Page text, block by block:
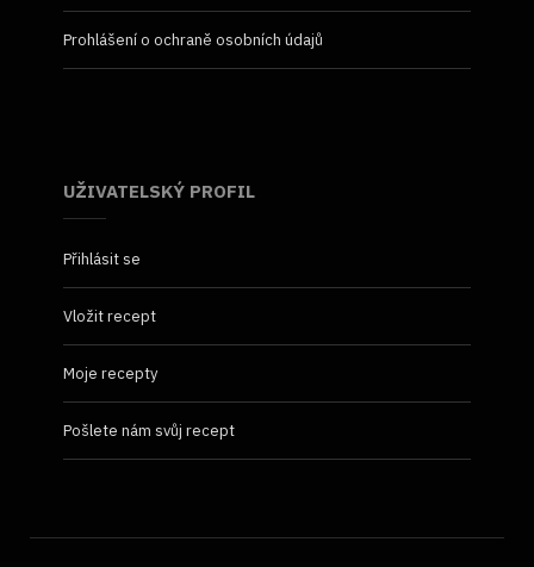
Prohlášení o ochraně osobních údajů
UŽIVATELSKÝ PROFIL
Přihlásit se
Vložit recept
Moje recepty
Pošlete nám svůj recept